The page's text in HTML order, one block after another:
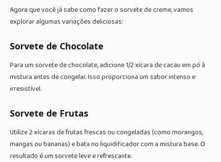
Agora que você já sabe como fazer o sorvete de creme, vamos
explorar algumas variações deliciosas:
Sorvete de Chocolate
Para um sorvete de chocolate, adicione 1/2 xícara de cacau em pó à
mistura antes de congelar. Isso proporciona um sabor intenso e
irresistível.
Sorvete de Frutas
Utilize 2 xícaras de frutas frescas ou congeladas (como morangos,
mangas ou bananas) e bata no liquidificador com a mistura base. O
resultado é um sorvete leve e refrescante.